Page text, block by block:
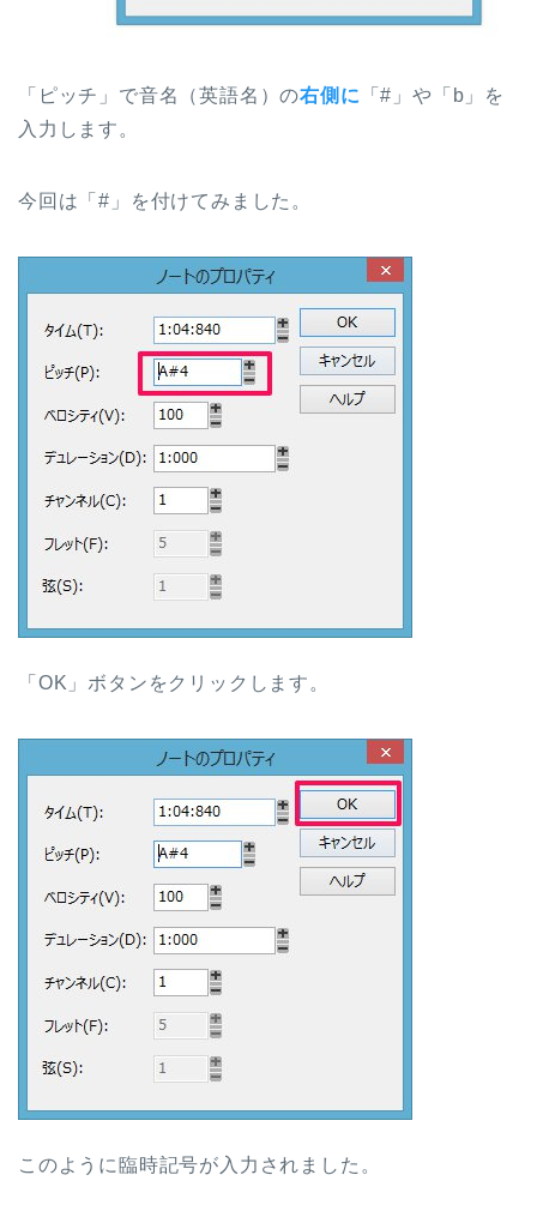
「ピッチ」で音名（英語名）の右側に 「#」や「b」を
入力します。
今回は「#」を付けてみました。
「OK」ボタンをクリックします。
このように臨時記号が入力されました。